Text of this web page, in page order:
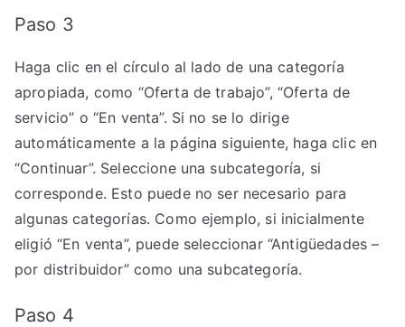
Paso 3
Haga clic en el círculo al lado de una categoría
apropiada, como “Oferta de trabajo”, “Oferta de
servicio” o “En venta”. Si no se lo dirige
automáticamente a la página siguiente, haga clic en
“Continuar”. Seleccione una subcategoría, si
corresponde. Esto puede no ser necesario para
algunas categorías. Como ejemplo, si inicialmente
eligió “En venta”, puede seleccionar “Antigüedades –
por distribuidor” como una subcategoría.
Paso 4